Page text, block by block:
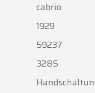
cabrio
1929
59237
3285